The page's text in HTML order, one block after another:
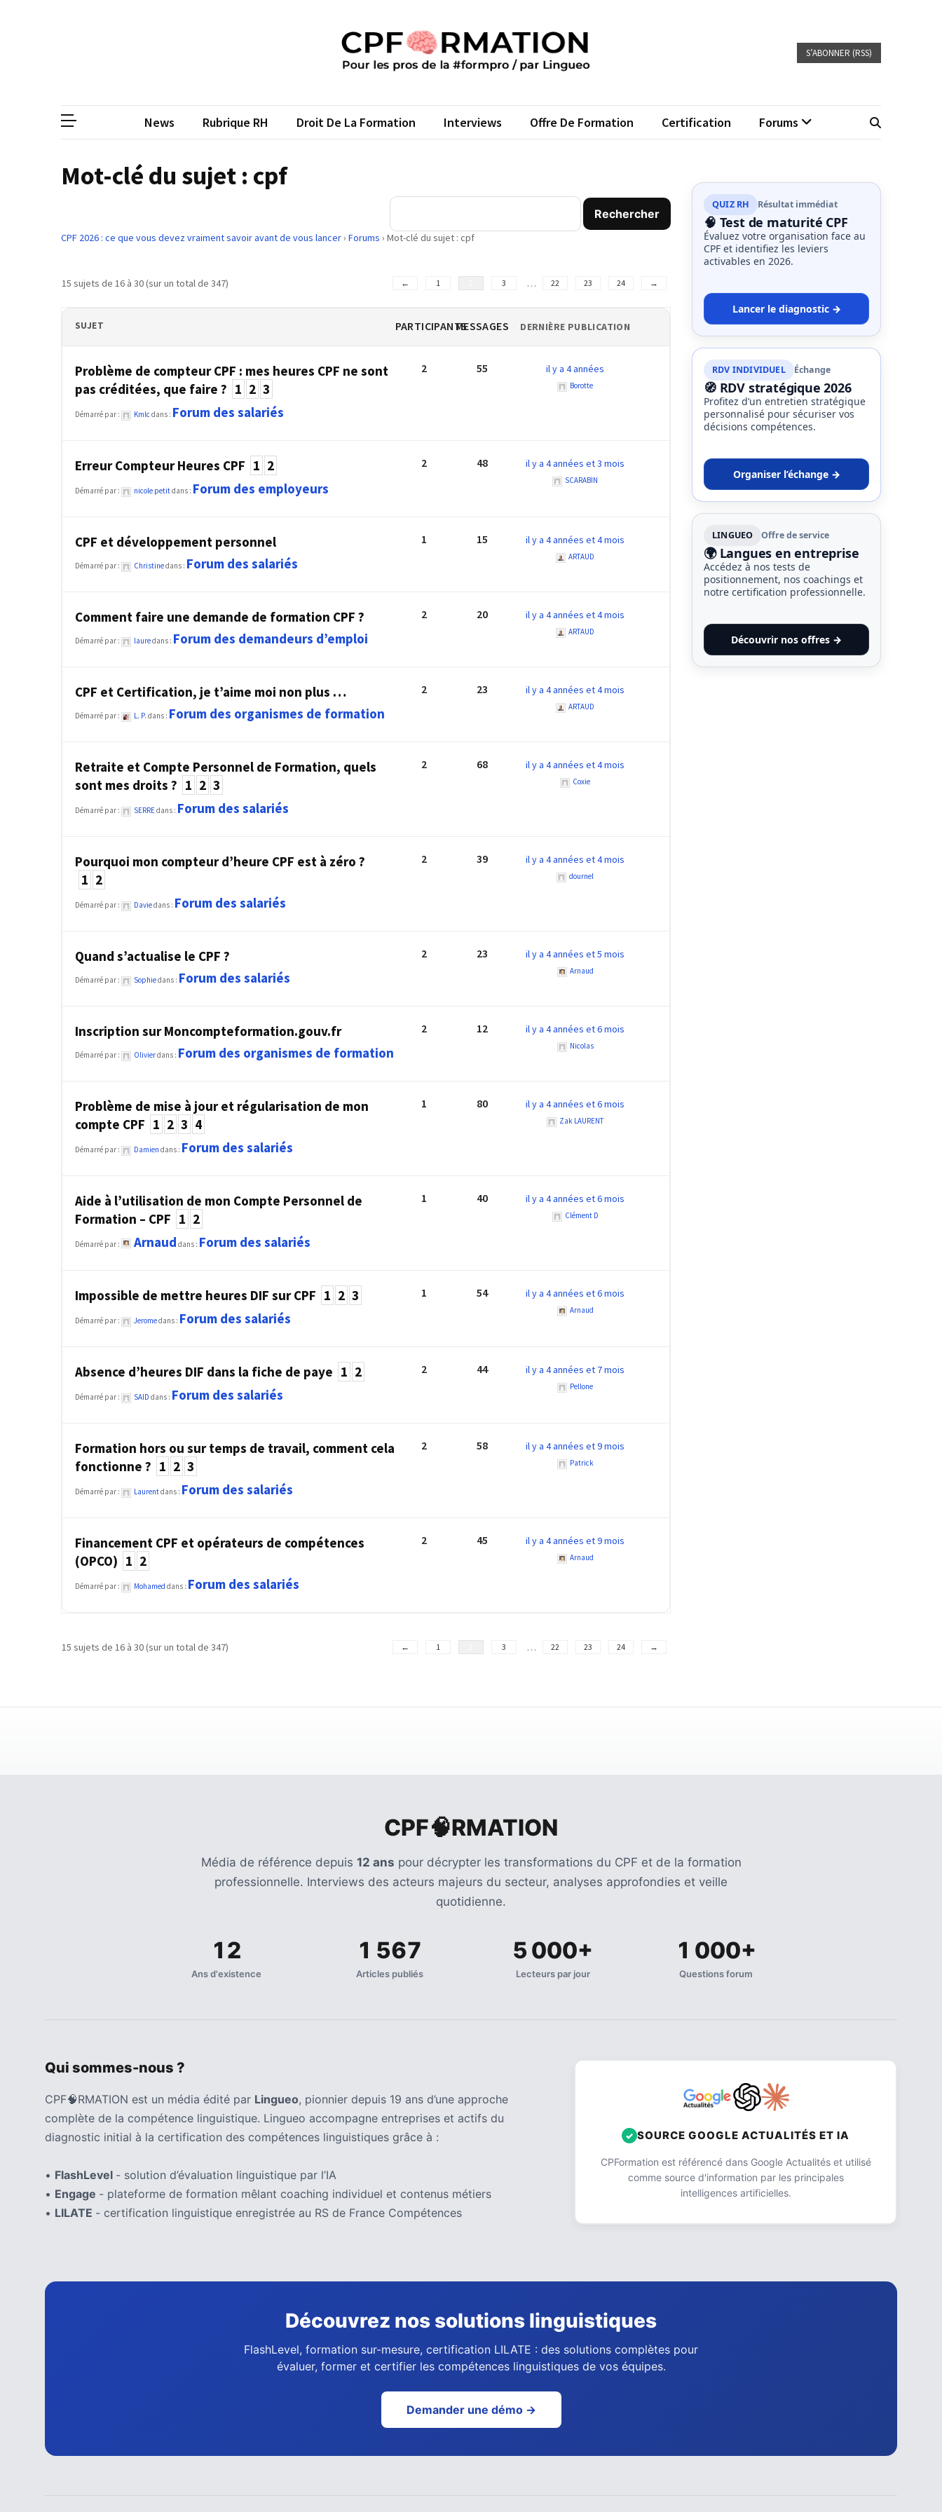
remboursement
(93)
CPFORMATION
S’ABONNER (RSS)
News Rubrique RH Droit De La Formation Interviews Offre De Formation Certification Forums
Mot-clé du sujet : cpf
CPF 2026 : ce que vous devez vraiment savoir avant de vous lancer› Forums › Mot-clé du sujet : cpf
15 sujets de 16 à 30 (sur un total de 347) ← 1 3 … 22 23 24 →
SUJET PARTICIPANTSMESSAGES DERNIÈRE PUBLICATION
Problème de compteur CPF : mes heures CPF ne sont
pas créditées, que faire ? 1 2 3
Démarré par : Kmlc dans : Forum des salariés
2 55 il y a 4 années
Borotte
Erreur Compteur Heures CPF 1 2
Démarré par : nicole petitdans : Forum des employeurs
2 48 il y a 4 années et 3 mois
SCARABIN
CPF et développement personnel
Démarré par : Christinedans : Forum des salariés
1 15 il y a 4 années et 4 mois
ARTAUD
Comment faire une demande de formation CPF ?
Démarré par : lauredans : Forum des demandeurs d’emploi
2 20 il y a 4 années et 4 mois
ARTAUD
CPF et Certification, je t’aime moi non plus …
Démarré par : L. P. dans : Forum des organismes de formation
2 23 il y a 4 années et 4 mois
ARTAUD
Retraite et Compte Personnel de Formation, quels
sont mes droits ? 1 2 3
Démarré par : SERREdans : Forum des salariés
2 68 il y a 4 années et 4 mois
Coxie
Pourquoi mon compteur d’heure CPF est à zéro ?
1 2
Démarré par : Daviedans : Forum des salariés
2 39 il y a 4 années et 4 mois
dournel
Quand s’actualise le CPF ?
Démarré par : Sophiedans : Forum des salariés
2 23 il y a 4 années et 5 mois
Arnaud
Inscription sur Moncompteformation.gouv.fr
Démarré par : Olivierdans : Forum des organismes de formation
2 12 il y a 4 années et 6 mois
Nicolas
Problème de mise à jour et régularisation de mon
compte CPF 1 2 3 4
Démarré par : Damien dans : Forum des salariés
1 80 il y a 4 années et 6 mois
Zak LAURENT
Aide à l’utilisation de mon Compte Personnel de
Formation – CPF 1 2
Démarré par : Arnaud dans : Forum des salariés
1 40 il y a 4 années et 6 mois
Clément D
Impossible de mettre heures DIF sur CPF 1 2 3
Démarré par : Jeromedans : Forum des salariés
1 54 il y a 4 années et 6 mois
Arnaud
Absence d’heures DIF dans la fiche de paye 1 2
Démarré par : SAID dans : Forum des salariés
2 44 il y a 4 années et 7 mois
Pellone
Formation hors ou sur temps de travail, comment cela
fonctionne ? 1 2 3
Démarré par : Laurentdans : Forum des salariés
2 58 il y a 4 années et 9 mois
Patrick
Financement CPF et opérateurs de compétences
(OPCO) 1 2
Démarré par : Mohamed dans : Forum des salariés
2 45 il y a 4 années et 9 mois
Arnaud
15 sujets de 16 à 30 (sur un total de 347) ← 1 3 … 22 23 24 →
QUIZ RH Résultat immédiat
🧠 Test de maturité CPF
Évaluez votre organisation face au
CPF et identifiez les leviers
activables en 2026.
Lancer le diagnostic →
RDV INDIVIDUEL Échange
🧭 RDV stratégique 2026
Profitez d’un entretien stratégique
personnalisé pour sécuriser vos
décisions compétences.
Organiser l’échange →
LINGUEO Offre de service
🌍 Langues en entreprise
Accédez à nos tests de
positionnement, nos coachings et
notre certification professionnelle.
Découvrir nos offres →
CPF🧠RMATION
Média de référence depuis 12 ans pour décrypter les transformations du CPF et de la formation
professionnelle. Interviews des acteurs majeurs du secteur, analyses approfondies et veille
quotidienne.
12
Ans d'existence
1 567
Articles publiés
5 000+
Lecteurs par jour
1 000+
Questions forum
Qui sommes-nous ?
CPF🧠RMATION est un média édité par Lingueo, pionnier depuis 19 ans d’une approche
complète de la compétence linguistique. Lingueo accompagne entreprises et actifs du
diagnostic initial à la certification des compétences linguistiques grâce à :
• FlashLevel - solution d’évaluation linguistique par l’IA
• Engage - plateforme de formation mêlant coaching individuel et contenus métiers
• LILATE - certification linguistique enregistrée au RS de France Compétences
SOURCE GOOGLE ACTUALITÉS ET IA
CPFormation est référencé dans Google Actualités et utilisé
comme source d'information par les principales
intelligences artificielles.
Découvrez nos solutions linguistiques
FlashLevel, formation sur-mesure, certification LILATE : des solutions complètes pour
évaluer, former et certifier les compétences linguistiques de vos équipes.
Demander une démo →